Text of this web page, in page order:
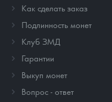
Как сделать заказ
Подлинность монет
Клуб ЗМД
Гарантии
Выкуп монет
Вопрос - ответ